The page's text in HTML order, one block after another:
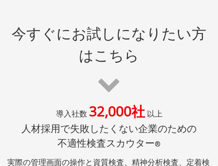
今すぐにお試しになりたい方
はこちら
導入社数 32,000社以上
人材採用で失敗したくない企業のための
不適性検査スカウター®
実際の管理画面の操作と資質検査、精神分析検査、定着検